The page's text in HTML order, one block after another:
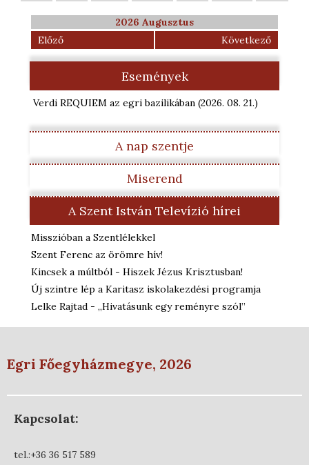
2026 Augusztus
Előző
Következő
Események
Verdi REQUIEM az egri bazilikában (2026. 08. 21.)
A nap szentje
Miserend
A Szent István Televízió hírei
Misszióban a Szentlélekkel
Szent Ferenc az örömre hív!
Kincsek a múltból - Hiszek Jézus Krisztusban!
Új szintre lép a Karitasz iskolakezdési programja
Lelke Rajtad - „Hivatásunk egy reményre szól”
Egri Főegyházmegye, 2026
Kapcsolat:
tel.:+36 36 517 589